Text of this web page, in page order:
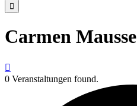

Carmen Mausse

0 Veranstaltungen found.